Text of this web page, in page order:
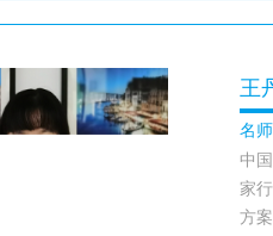
王
名
中
家
方